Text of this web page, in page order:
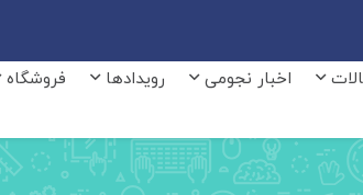
اخبار نجومی رویدادها فروشگاه